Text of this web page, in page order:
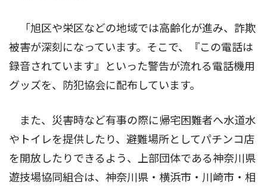
「旭区や栄区などの地域では高齢化が進み、詐欺
被害が深刻になっています。そこで、『この電話は
録音されています』といった警告が流れる電話機用
グッズを、防犯協会に配布しています。
また、災害時など有事の際に帰宅困難者へ水道水
やトイレを提供したり、避難場所としてパチンコ店
を開放したりできるよう、上部団体である神奈川県
遊技場協同組合は、神奈川県・横浜市・川崎市・相